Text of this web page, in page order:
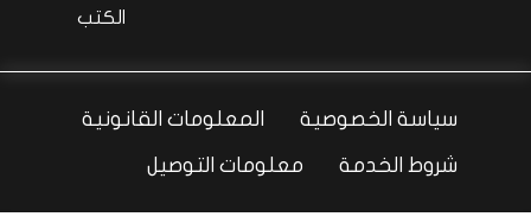
الكتب
سياسة الخصوصية المعلومات القانونية
شروط الخدمة معلومات التوصيل